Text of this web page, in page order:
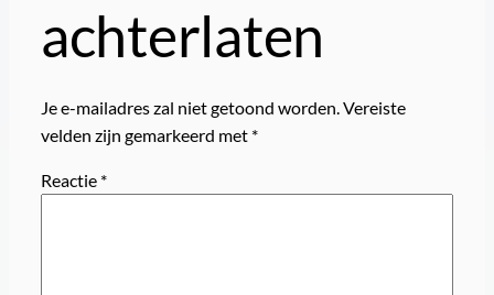
achterlaten
Je e-mailadres zal niet getoond worden. Vereiste
velden zijn gemarkeerd met *
Reactie *